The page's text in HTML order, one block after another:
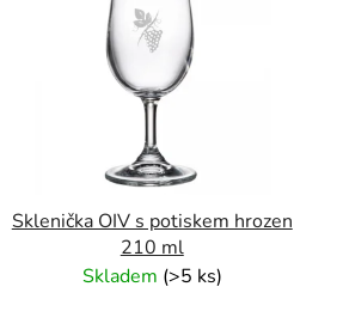
Sklenička OIV s potiskem hrozen
210 ml
Skladem (>5 ks)